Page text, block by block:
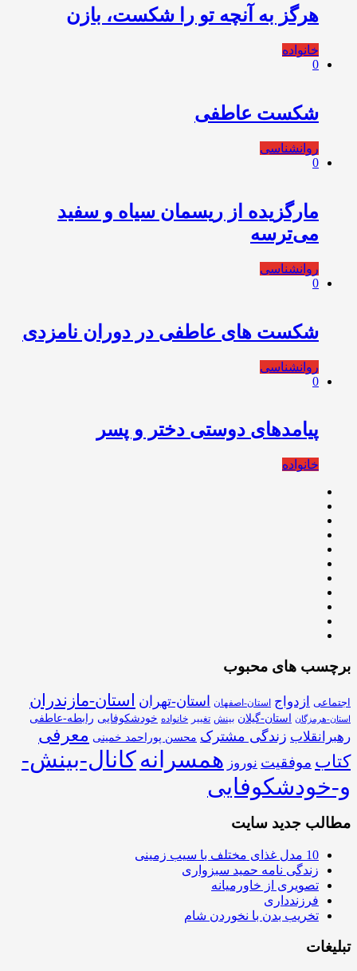
‌هرگز به آنچه تو را شکست، بازن
خانواده
0
شکست عاطفی
روانشناسی
0
مارگزیده از ریسمان سیاه و سفید
می‌ترسه
روانشناسی
0
شکست های عاطفی در دوران نامزدی
روانشناسی
0
پیامدهای دوستی دختر و پسر
خانواده
برچسب های محبوب
اجتماعی ازدواج استان-اصفهان استان-تهران استان-مازندران
استان-هرمزگان استان-گیلان بینش تغییر خانواده خودشکوفایی رابطه-عاطفی
رهبرانقلاب زندگی مشترک محسن پوراحمد خمینی معرفی
کتاب موفقیت نوروز همسرانهکانال-بینش-
و-خودشکوفایی
مطالب جدید سایت
10 مدل غذای مختلف با سیب زمینی
زندگی نامه حمید سبزواری
تصویری از خاورمیانه
فرزندداری
تخریب بدن با نخوردن شام
تبلیغات